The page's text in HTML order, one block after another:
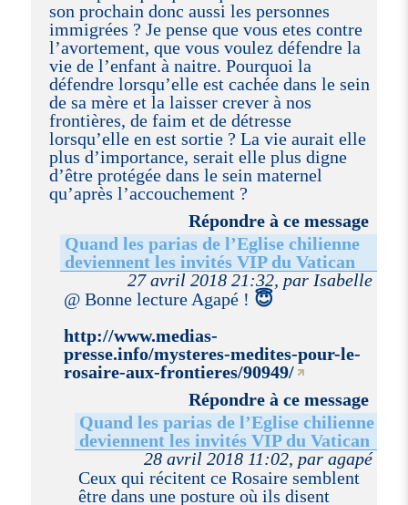
son prochain donc aussi les personnes
immigrées ? Je pense que vous etes contre
l’avortement, que vous voulez défendre la
vie de l’enfant à naitre. Pourquoi la
défendre lorsqu’elle est cachée dans le sein
de sa mère et la laisser crever à nos
frontières, de faim et de détresse
lorsqu’elle en est sortie ? La vie aurait elle
plus d’importance, serait elle plus digne
d’être protégée dans le sein maternel
qu’après l’accouchement ?
Répondre à ce message
Quand les parias de l’Eglise chilienne
deviennent les invités VIP du Vatican
27 avril 2018 21:32, par Isabelle
@ Bonne lecture Agapé ! 😇
http://www.medias-
presse.info/mysteres-medites-pour-le-
rosaire-aux-frontieres/90949/
Répondre à ce message
Quand les parias de l’Eglise chilienne
deviennent les invités VIP du Vatican
28 avril 2018 11:02, par agapé
Ceux qui récitent ce Rosaire semblent
être dans une posture où ils disent